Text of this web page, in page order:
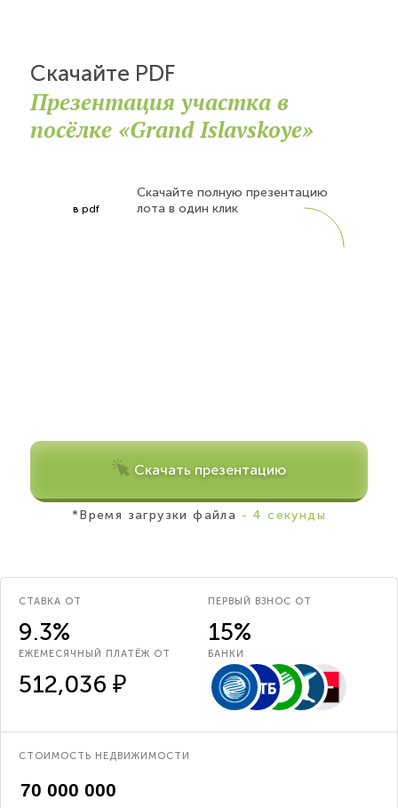
Скачайте PDF
Презентация участка в
посёлке «Grand Islavskoye»
в pdf
Скачайте полную презентацию
лота в один клик
Скачать презентацию
*Время загрузки файла - 4 секунды
СТАВКА ОТ
9.3%
ПЕРВЫЙ ВЗНОС ОТ
15%
ЕЖЕМЕСЯЧНЫЙ ПЛАТЁЖ ОТ
512,036 ₽
БАНКИ
СТОИМОСТЬ НЕДВИЖИМОСТИ